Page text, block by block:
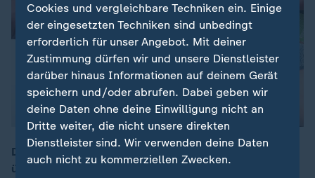
Die Inflationsrate ist in Deutschland im Dezember
überraschenderweise gesunken. Besonders betroffen
Cookies und vergleichbare Techniken ein. Einige
der eingesetzten Techniken sind unbedingt
erforderlich für unser Angebot. Mit deiner
Zustimmung dürfen wir und unsere Dienstleister
darüber hinaus Informationen auf deinem Gerät
speichern und/oder abrufen. Dabei geben wir
deine Daten ohne deine Einwilligung nicht an
Dritte weiter, die nicht unsere direkten
Dienstleister sind. Wir verwenden deine Daten
auch nicht zu kommerziellen Zwecken.